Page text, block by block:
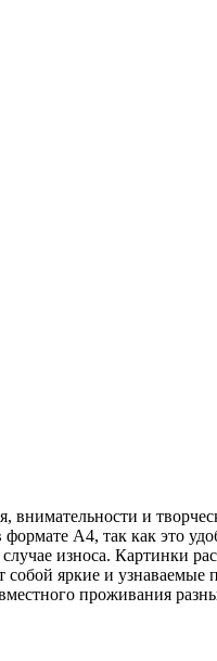
внимательности и
A4, так как это
износа. Картинки
яркие и узнаваемые
проживания